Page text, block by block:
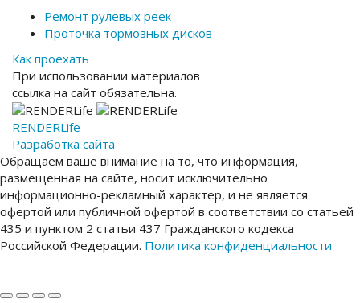
Ремонт рулевых реек
Проточка тормозных дисков
Как проехать
При использовании материалов
ссылка на сайт обязательна.
RENDERLife
Разработка сайта
Обращаем ваше внимание на то, что информация,
размещенная на сайте, носит исключительно
информационно-рекламный характер, и не является
офертой или публичной офертой в соответствии со статьей
435 и пунктом 2 статьи 437 Гражданского кодекса
Российской Федерации. Политика конфиденциальности